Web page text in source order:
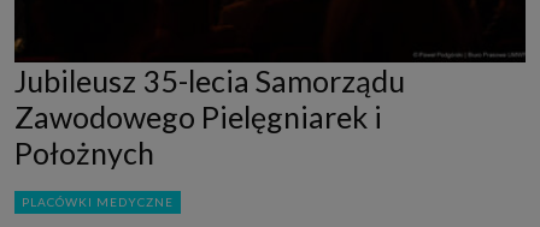
Jubileusz 35-lecia Samorządu
Zawodowego Pielęgniarek i
Położnych
PLACÓWKI MEDYCZNE